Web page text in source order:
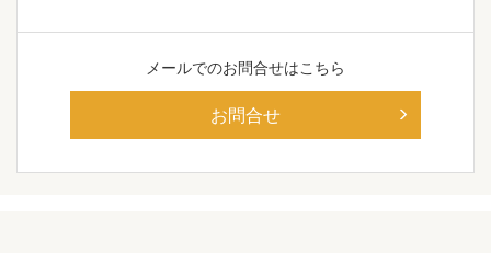
メールでのお問合せはこちら
お問合せ